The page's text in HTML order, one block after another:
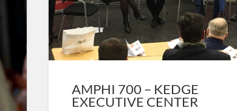
AMPHI 700 – KEDGE
EXECUTIVE CENTER